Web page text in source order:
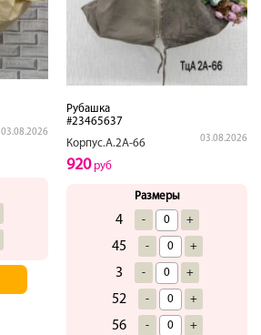
03.08.2026
Рубашка
#23465637
Корпус.А.2А-66
03.08.2026
920руб
Размеры
4 - +
45 - +
3 - +
52 - +
56 - +